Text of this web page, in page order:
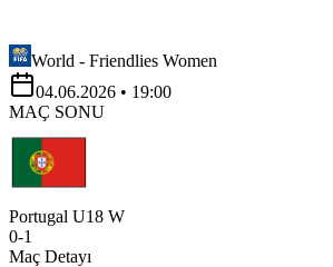
World - Friendlies Women
04.06.2026 • 19:00
MAÇ SONU
Portugal U18 W
0-1
Maç Detayı